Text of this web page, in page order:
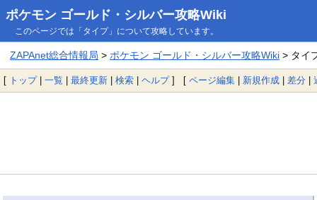
ポケモン ゴールド・シルバー攻略Wiki
このページでは「タイプ」について攻略しています。
ZAPAnet総合情報局 > ポケモン ゴールド・シルバー攻略Wiki> タイ
[ トップ| 一覧 | 最終更新 | 検索 | ヘルプ] [ ページ編集 | 新規作成 | 差分 |